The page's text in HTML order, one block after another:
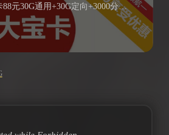
联通大宝卡88元30G通用+30G定向+3000分钟通话（长期套餐收货地址就是归属地）